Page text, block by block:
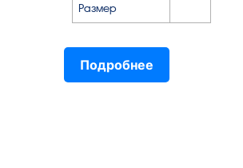
Размер
Подробнее